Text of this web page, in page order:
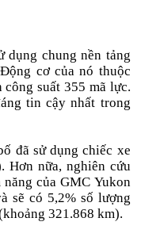
dụng chung nền tảng
cơ của nó thuộc
suất 355 mã lực.
tin cậy nhất trong
đã sử dụng chiếc xe
Hơn nữa, nghiên cứu
của GMC Yukon
sẽ có 5,2% số lượng
321.868 km).